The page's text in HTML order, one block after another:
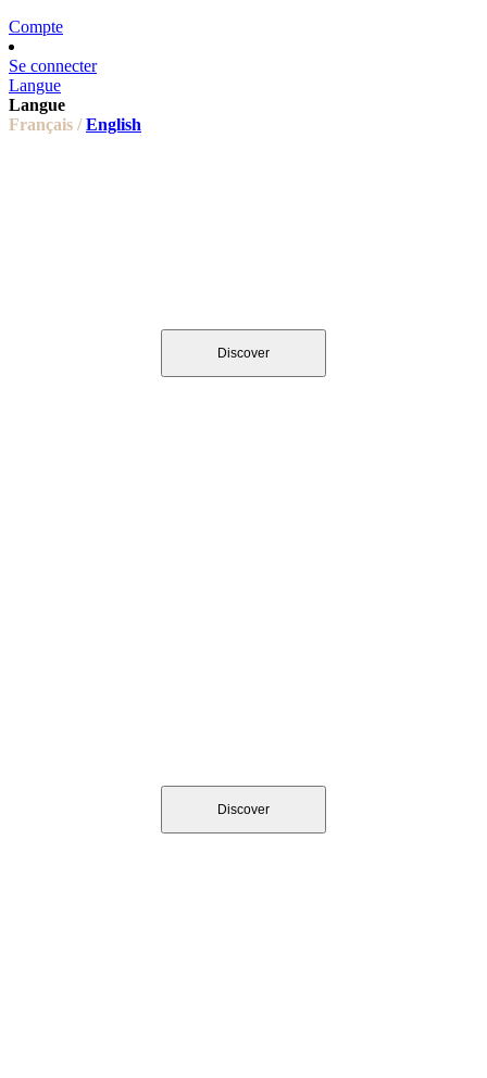
Compte
Se connecter
Langue
Langue
Français / English
Discover
Discover